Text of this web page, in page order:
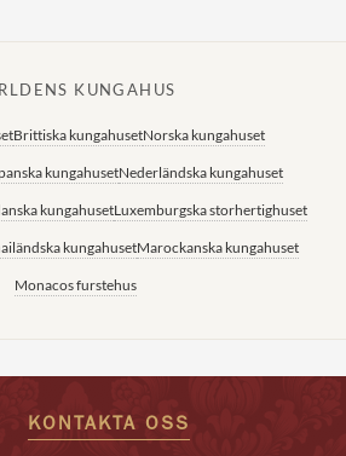
KUNGAHUS
Brittiska kungahusetNorska kungahuset
kungahusetNederländska kungahuset
kungahusetLuxemburgska storhertighuset
kungahusetMarockanska kungahuset
Monacos furstehus
KONTAKTA OSS